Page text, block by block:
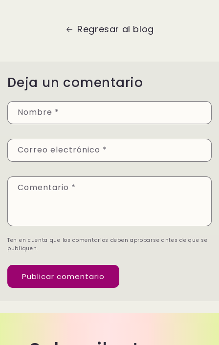
Regresar al blog
Deja un comentario
Nombre *
Correo electrónico *
Comentario *
Ten en cuenta que los comentarios deben aprobarse antes de que se
publiquen.